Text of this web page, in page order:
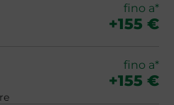
fino a*
+155 €
fino a*
+155 €